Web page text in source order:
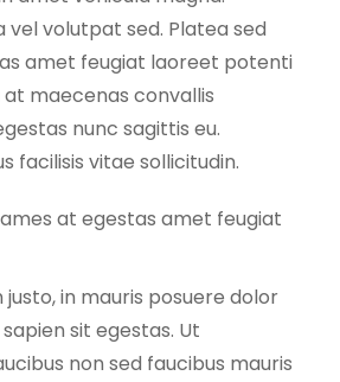
vel volutpat sed. Platea sed
amet feugiat laoreet potenti
maecenas convallis
nunc sagittis eu.
facilisis vitae sollicitudin.
at egestas amet feugiat
justo, in mauris posuere dolor
sit egestas. Ut
non sed faucibus mauris